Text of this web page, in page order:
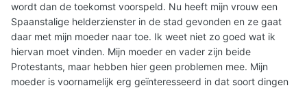
wordt dan de toekomst voorspeld. Nu heeft mijn vrouw een
Spaanstalige helderzienster in de stad gevonden en ze gaat
daar met mijn moeder naar toe. Ik weet niet zo goed wat ik
hiervan moet vinden. Mijn moeder en vader zijn beide
Protestants, maar hebben hier geen problemen mee. Mijn
moeder is voornamelijk erg geïnteresseerd in dat soort dingen